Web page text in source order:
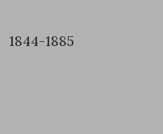
1844-1885